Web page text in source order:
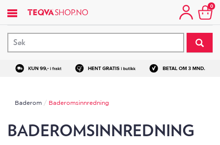
hovedinnhold
0
Baderom Baderomsinnredning
BADEROMSINNREDNING